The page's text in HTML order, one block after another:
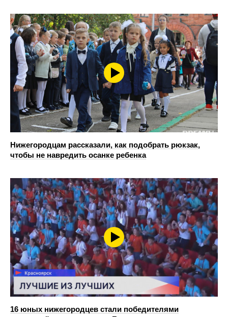
Нижегородцам рассказали, как подобрать рюкзак,
чтобы не навредить осанке ребенка
16 юных нижегородцев стали победителями